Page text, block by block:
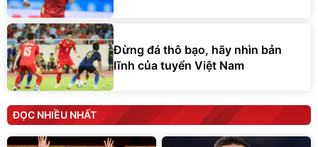
Đừng đá thô bạo, hãy nhìn bản
lĩnh của tuyển Việt Nam
ĐỌC NHIỀU NHẤT